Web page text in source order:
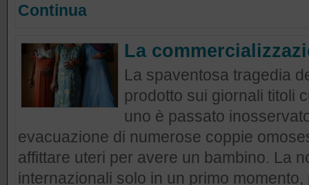
Continua
La
La spaventosa tragedia
prodotto sui giornali titoli
uno è passato
evacuazione di numerose coppie
affittare uteri per avere un bambino. La
internazionali solo in un primo